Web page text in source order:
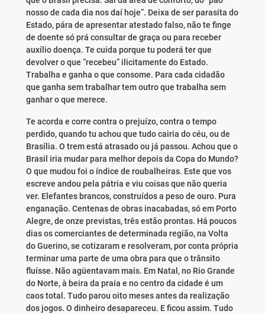
nosso de cada dia nos daí hoje”. Deixa de ser parasita do
Estado, pára de apresentar atestado falso, não te finge
de doente só prá consultar de graça ou para receber
auxílio doença. Te cuida porque tu poderá ter que
devolver o que “recebeu” ilicitamente do Estado.
Trabalha e ganha o que consome. Para cada cidadão
que ganha sem trabalhar tem outro que trabalha sem
ganhar o que merece.
Te acorda e corre contra o prejuízo, contra o tempo
perdido, quando tu achou que tudo cairia do céu, ou de
Brasília. O trem está atrasado ou já passou. Achou que o
Brasil iria mudar para melhor depois da Copa do Mundo?
O que mudou foi o índice de roubalheiras. Este que vos
escreve andou pela pátria e viu coisas que não queria
ver. Elefantes brancos, construídos a peso de ouro. Pura
enganação. Centenas de obras inacabadas, só em Porto
Alegre, de onze previstas, três estão prontas. Há poucos
dias os comerciantes de determinada região, na Volta
do Guerino, se cotizaram e resolveram, por conta própria
terminar uma parte de uma obra para que o trânsito
fluísse. Não agüentavam mais. Em Natal, no Rio Grande
do Norte, à beira da praia e no centro da cidade é um
caos total. Tudo parou oito meses antes da realização
dos jogos. O dinheiro desapareceu. E ficou assim. Tudo